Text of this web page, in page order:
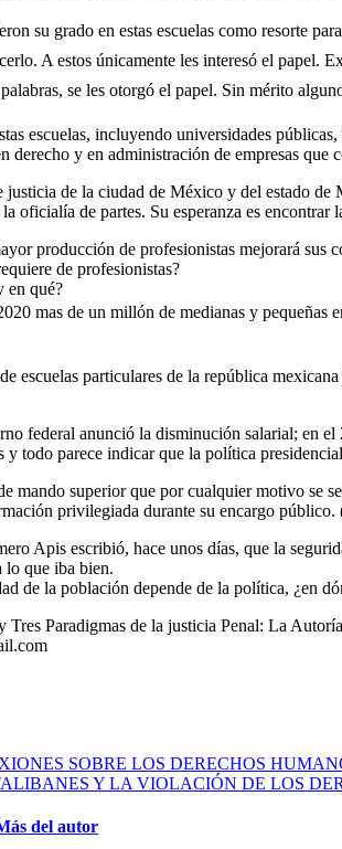
su grado en estas escuelas como resorte
A estos únicamente les interesó el
se les otorgó el papel. Sin mérito
escuelas, incluyendo universidades
derecho y en administración de empresas que
de la ciudad de México y del estado de
oficialía de partes. Su esperanza es
producción de profesionistas mejorará sus
de profesionistas?
en qué?
mas de un millón de medianas y pequeñas
escuelas particulares de la república
federal anunció la disminución salarial; en
todo parece indicar que la política
mando superior que por cualquier motivo se
privilegiada durante su encargo
Apis escribió, hace unos días, que la
lo que iba bien.
de la población depende de la política, ¿en
Tres Paradigmas de la justicia Penal: La
SOBRE LOS DERECHOS
Y LA VIOLACIÓN DE LOS
del autor